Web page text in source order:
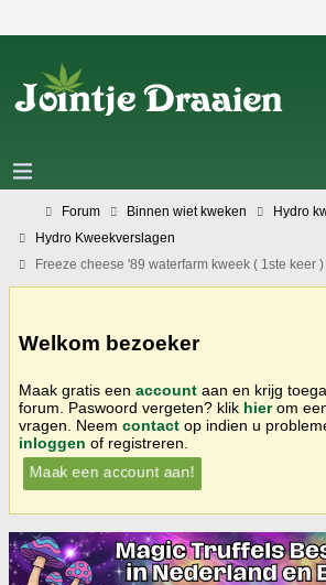
Forum Binnen wiet kweken
Hydro
Hydro Kweekverslagen
Freeze cheese '89 waterfarm kweek ( 1ste keer )
Welkom bezoeker
Maak gratis een account aan en krijg
forum. Paswoord vergeten? klik hierom
vragen. Neem contact op indien u
inloggen of registreren.
Maak een account aan!